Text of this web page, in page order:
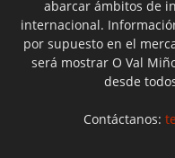
abarcar ámbitos de
internacional.
por supuesto en el
será mostrar O Val
desde
Contáctanos: